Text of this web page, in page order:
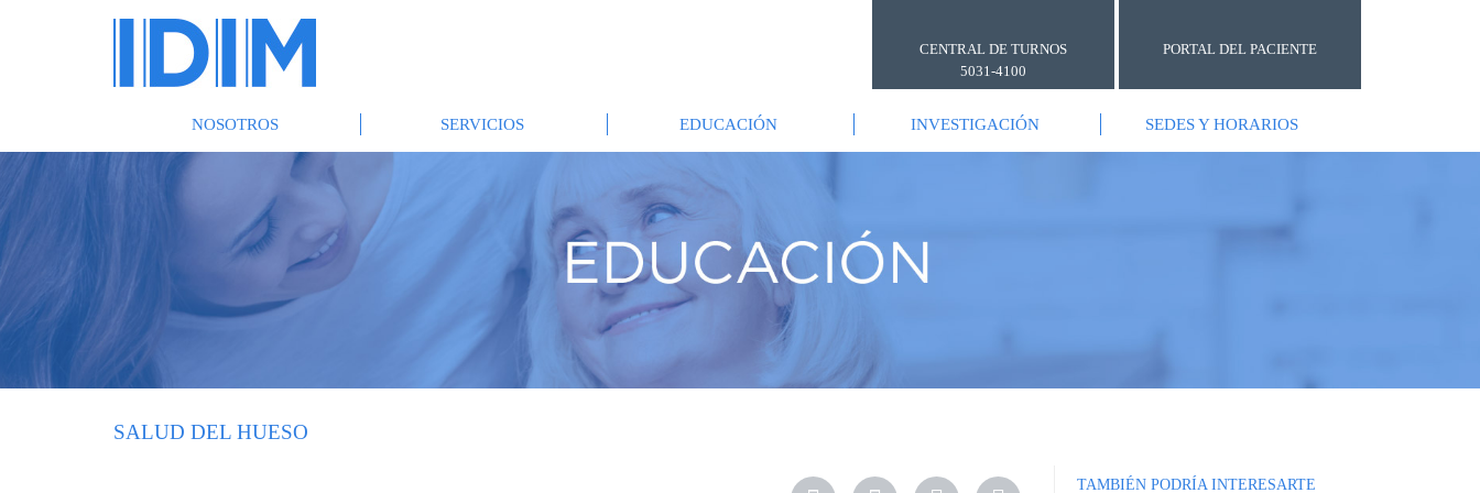
CENTRAL DE TURNOS
5031-4100
PORTAL DEL PACIENTE
NOSOTROS SERVICIOS EDUCACIÓN INVESTIGACIÓN SEDES Y HORARIOS
SALUD DEL HUESO
TAMBIÉN PODRÍA INTERESARTE